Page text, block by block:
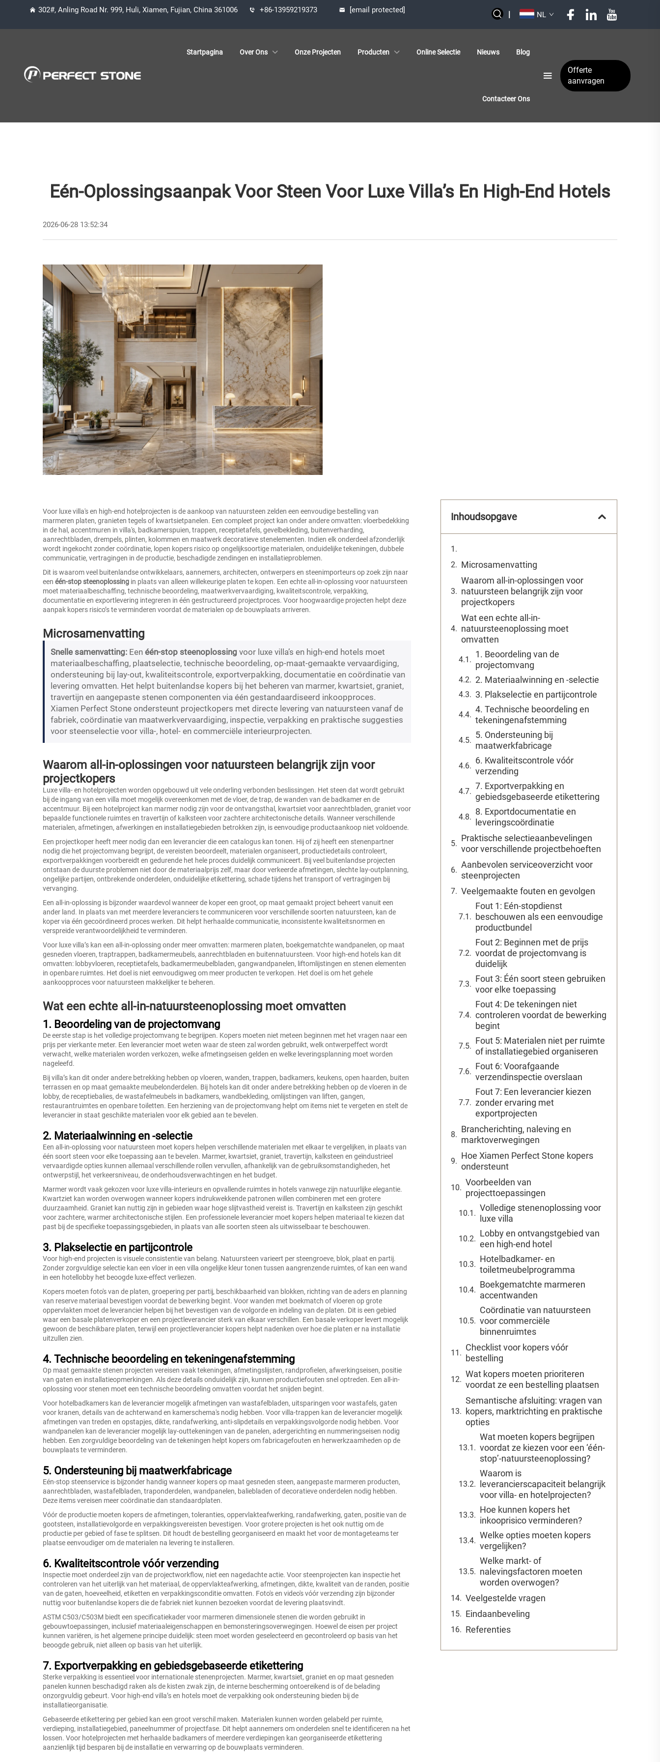
302#, Anling Road Nr. 999, Huli, Xiamen, Fujian, China 361006 +86-13959219373 [email protected] | NL
Startpagina Over Ons Onze Projecten Producten Online Selectie Nieuws Blog
Contacteer Ons
Offerte
aanvragen
Eén-Oplossingsaanpak Voor Steen Voor Luxe Villa’s En High-End Hotels
2026-06-28 13:52:34
Voor luxe villa's en high-end hotelprojecten is de aankoop van natuursteen zelden een eenvoudige bestelling van
marmeren platen, granieten tegels of kwartsietpanelen. Een compleet project kan onder andere omvatten: vloerbedekking
in de hal, accentmuren in villa's, badkamerspuien, trappen, receptietafels, gevelbekleding, buitenverharding,
aanrechtbladen, drempels, plinten, kolommen en maatwerk decoratieve stenelementen. Indien elk onderdeel afzonderlijk
wordt ingekocht zonder coördinatie, lopen kopers risico op ongelijksoortige materialen, onduidelijke tekeningen, dubbele
communicatie, vertragingen in de productie, beschadigde zendingen en installatieproblemen.
Dit is waarom veel buitenlandse ontwikkelaars, aannemers, architecten, ontwerpers en steenimporteurs op zoek zijn naar
een één-stop steenoplossing in plaats van alleen willekeurige platen te kopen. Een echte all-in-oplossing voor natuursteen
moet materiaalbeschaffing, technische beoordeling, maatwerkvervaardiging, kwaliteitscontrole, verpakking,
documentatie en exportlevering integreren in één gestructureerd projectproces. Voor hoogwaardige projecten helpt deze
aanpak kopers risico’s te verminderen voordat de materialen op de bouwplaats arriveren.
Microsamenvatting
Snelle samenvatting: Een één-stop steenoplossing voor luxe villa’s en high-end hotels moet
materiaalbeschaffing, plaatselectie, technische beoordeling, op-maat-gemaakte vervaardiging,
ondersteuning bij lay-out, kwaliteitscontrole, exportverpakking, documentatie en coördinatie van
levering omvatten. Het helpt buitenlandse kopers bij het beheren van marmer, kwartsiet, graniet,
travertijn en aangepaste stenen componenten via één gestandaardiseerd inkoopproces.
Xiamen Perfect Stone ondersteunt projectkopers met directe levering van natuursteen vanaf de
fabriek, coördinatie van maatwerkvervaardiging, inspectie, verpakking en praktische suggesties
voor steenselectie voor villa-, hotel- en commerciële interieurprojecten.
Waarom all-in-oplossingen voor natuursteen belangrijk zijn voor
projectkopers
Luxe villa- en hotelprojecten worden opgebouwd uit vele onderling verbonden beslissingen. Het steen dat wordt gebruikt
bij de ingang van een villa moet mogelijk overeenkomen met de vloer, de trap, de wanden van de badkamer en de
accentmuur. Bij een hotelproject kan marmer nodig zijn voor de ontvangsthal, kwartsiet voor aanrechtbladen, graniet voor
bepaalde functionele ruimtes en travertijn of kalksteen voor zachtere architectonische details. Wanneer verschillende
materialen, afmetingen, afwerkingen en installatiegebieden betrokken zijn, is eenvoudige productaankoop niet voldoende.
Een projectkoper heeft meer nodig dan een leverancier die een catalogus kan tonen. Hij of zij heeft een stenenpartner
nodig die het projectomvang begrijpt, de vereisten beoordeelt, materialen organiseert, productiedetails controleert,
exportverpakkingen voorbereidt en gedurende het hele proces duidelijk communiceert. Bij veel buitenlandse projecten
ontstaan de duurste problemen niet door de materiaalprijs zelf, maar door verkeerde afmetingen, slechte lay-outplanning,
ongelijke partijen, ontbrekende onderdelen, onduidelijke etikettering, schade tijdens het transport of vertragingen bij
vervanging.
Een all-in-oplossing is bijzonder waardevol wanneer de koper een groot, op maat gemaakt project beheert vanuit een
ander land. In plaats van met meerdere leveranciers te communiceren voor verschillende soorten natuursteen, kan de
koper via één gecoördineerd proces werken. Dit helpt herhaalde communicatie, inconsistente kwaliteitsnormen en
verspreide verantwoordelijkheid te verminderen.
Voor luxe villa’s kan een all-in-oplossing onder meer omvatten: marmeren platen, boekgematchte wandpanelen, op maat
gesneden vloeren, traptrappen, badkamermeubels, aanrechtbladen en buitennatuursteen. Voor high-end hotels kan dit
omvatten: lobbyvloeren, receptietafels, badkamermeubelbladen, gangwandpanelen, liftomlijstingen en stenen elementen
in openbare ruimtes. Het doel is niet eenvoudigweg om meer producten te verkopen. Het doel is om het gehele
aankoopproces voor natuursteen makkelijker te beheren.
Wat een echte all-in-natuursteenoplossing moet omvatten
1. Beoordeling van de projectomvang
De eerste stap is het volledige projectomvang te begrijpen. Kopers moeten niet meteen beginnen met het vragen naar een
prijs per vierkante meter. Een leverancier moet weten waar de steen zal worden gebruikt, welk ontwerpeffect wordt
verwacht, welke materialen worden verkozen, welke afmetingseisen gelden en welke leveringsplanning moet worden
nageleefd.
Bij villa’s kan dit onder andere betrekking hebben op vloeren, wanden, trappen, badkamers, keukens, open haarden, buiten
terrassen en op maat gemaakte meubelonderdelen. Bij hotels kan dit onder andere betrekking hebben op de vloeren in de
lobby, de receptiebalies, de wastafelmeubels in badkamers, wandbekleding, omlijstingen van liften, gangen,
restaurantruimtes en openbare toiletten. Een herziening van de projectomvang helpt om items niet te vergeten en stelt de
leverancier in staat geschikte materialen voor elk gebied aan te bevelen.
2. Materiaalwinning en -selectie
Een all-in-oplossing voor natuursteen moet kopers helpen verschillende materialen met elkaar te vergelijken, in plaats van
één soort steen voor elke toepassing aan te bevelen. Marmer, kwartsiet, graniet, travertijn, kalksteen en geïndustrieel
vervaardigde opties kunnen allemaal verschillende rollen vervullen, afhankelijk van de gebruiksomstandigheden, het
ontwerpstijl, het verkeersniveau, de onderhoudsverwachtingen en het budget.
Marmer wordt vaak gekozen voor luxe villa-interieurs en opvallende ruimtes in hotels vanwege zijn natuurlijke elegantie.
Kwartziet kan worden overwogen wanneer kopers indrukwekkende patronen willen combineren met een grotere
duurzaamheid. Graniet kan nuttig zijn in gebieden waar hoge slijtvastheid vereist is. Travertijn en kalksteen zijn geschikt
voor zachtere, warmer architectonische stijlen. Een professionele leverancier moet kopers helpen materiaal te kiezen dat
past bij de specifieke toepassingsgebieden, in plaats van alle soorten steen als uitwisselbaar te beschouwen.
3. Plakselectie en partijcontrole
Voor high-end projecten is visuele consistentie van belang. Natuursteen varieert per steengroeve, blok, plaat en partij.
Zonder zorgvuldige selectie kan een vloer in een villa ongelijke kleur tonen tussen aangrenzende ruimtes, of kan een wand
in een hotellobby het beoogde luxe-effect verliezen.
Kopers moeten foto's van de platen, groepering per partij, beschikbaarheid van blokken, richting van de aders en planning
van reserve materiaal bevestigen voordat de bewerking begint. Voor wanden met boekmatch of vloeren op grote
oppervlakten moet de leverancier helpen bij het bevestigen van de volgorde en indeling van de platen. Dit is een gebied
waar een basale platenverkoper en een projectleverancier sterk van elkaar verschillen. Een basale verkoper levert mogelijk
gewoon de beschikbare platen, terwijl een projectleverancier kopers helpt nadenken over hoe die platen er na installatie
uitzullen zien.
4. Technische beoordeling en tekeningenafstemming
Op maat gemaakte stenen projecten vereisen vaak tekeningen, afmetingslijsten, randprofielen, afwerkingseisen, positie
van gaten en installatieopmerkingen. Als deze details onduidelijk zijn, kunnen productiefouten snel optreden. Een all-in-
oplossing voor stenen moet een technische beoordeling omvatten voordat het snijden begint.
Voor hotelbadkamers kan de leverancier mogelijk afmetingen van wastafelbladen, uitsparingen voor wastafels, gaten
voor kranen, details van de achterwand en kamerschema's nodig hebben. Voor villa-trappen kan de leverancier mogelijk
afmetingen van treden en opstapjes, dikte, randafwerking, anti-slipdetails en verpakkingsvolgorde nodig hebben. Voor
wandpanelen kan de leverancier mogelijk lay-outtekeningen van de panelen, adergerichting en nummeringseisen nodig
hebben. Een zorgvuldige beoordeling van de tekeningen helpt kopers om fabricagefouten en herwerkzaamheden op de
bouwplaats te verminderen.
5. Ondersteuning bij maatwerkfabricage
Eén-stop steenservice is bijzonder handig wanneer kopers op maat gesneden steen, aangepaste marmeren producten,
aanrechtbladen, wastafelbladen, traponderdelen, wandpanelen, baliebladen of decoratieve onderdelen nodig hebben.
Deze items vereisen meer coördinatie dan standaardplaten.
Vóór de productie moeten kopers de afmetingen, toleranties, oppervlakteafwerking, randafwerking, gaten, positie van de
gootsteen, installatievolgorde en verpakkingsvereisten bevestigen. Voor grotere projecten is het ook nuttig om de
productie per gebied of fase te splitsen. Dit houdt de bestelling georganiseerd en maakt het voor de montageteams ter
plaatse eenvoudiger om de materialen na levering te installeren.
6. Kwaliteitscontrole vóór verzending
Inspectie moet onderdeel zijn van de projectworkflow, niet een nagedachte actie. Voor steenprojecten kan inspectie het
controleren van het uiterlijk van het materiaal, de oppervlakteafwerking, afmetingen, dikte, kwaliteit van de randen, positie
van de gaten, hoeveelheid, etiketten en verpakkingsconditie omvatten. Foto's en video's vóór verzending zijn bijzonder
nuttig voor buitenlandse kopers die de fabriek niet kunnen bezoeken voordat de levering plaatsvindt.
ASTM C503/C503M biedt een specificatiekader voor marmeren dimensionele stenen die worden gebruikt in
gebouwtoepassingen, inclusief materiaaleigenschappen en bemonsteringsoverwegingen. Hoewel de eisen per project
kunnen variëren, is het algemene principe duidelijk: steen moet worden geselecteerd en gecontroleerd op basis van het
beoogde gebruik, niet alleen op basis van het uiterlijk.
7. Exportverpakking en gebiedsgebaseerde etikettering
Sterke verpakking is essentieel voor internationale stenenprojecten. Marmer, kwartsiet, graniet en op maat gesneden
panelen kunnen beschadigd raken als de kisten zwak zijn, de interne bescherming ontoereikend is of de belading
onzorgvuldig gebeurt. Voor high-end villa’s en hotels moet de verpakking ook ondersteuning bieden bij de
installatieorganisatie.
Gebaseerde etikettering per gebied kan een groot verschil maken. Materialen kunnen worden gelabeld per ruimte,
verdieping, installatiegebied, paneelnummer of projectfase. Dit helpt aannemers om onderdelen snel te identificeren na het
lossen. Voor hotelprojecten met herhaalde badkamers of meerdere verdiepingen kan georganiseerde etikettering
aanzienlijk tijd besparen bij de installatie en verwarring op de bouwplaats verminderen.
Inhoudsopgave
Microsamenvatting
Waarom all-in-oplossingen voor
natuursteen belangrijk zijn voor
projectkopers
Wat een echte all-in-
natuursteenoplossing moet
omvatten
1. Beoordeling van de
projectomvang
2. Materiaalwinning en -selectie
3. Plakselectie en partijcontrole
4. Technische beoordeling en
tekeningenafstemming
5. Ondersteuning bij
maatwerkfabricage
6. Kwaliteitscontrole vóór
verzending
7. Exportverpakking en
gebiedsgebaseerde etikettering
8. Exportdocumentatie en
leveringscoördinatie
Praktische selectieaanbevelingen
voor verschillende projectbehoeften
Aanbevolen serviceoverzicht voor
steenprojecten
Veelgemaakte fouten en gevolgen
Fout 1: Eén-stopdienst
beschouwen als een eenvoudige
productbundel
Fout 2: Beginnen met de prijs
voordat de projectomvang is
duidelijk
Fout 3: Één soort steen gebruiken
voor elke toepassing
Fout 4: De tekeningen niet
controleren voordat de bewerking
begint
Fout 5: Materialen niet per ruimte
of installatiegebied organiseren
Fout 6: Voorafgaande
verzendinspectie overslaan
Fout 7: Een leverancier kiezen
zonder ervaring met
exportprojecten
Brancherichting, naleving en
marktoverwegingen
Hoe Xiamen Perfect Stone kopers
ondersteunt
Voorbeelden van
projecttoepassingen
Volledige stenenoplossing voor
luxe villa
Lobby en ontvangstgebied van
een high-end hotel
Hotelbadkamer- en
toiletmeubelprogramma
Boekgematchte marmeren
accentwanden
Coördinatie van natuursteen
voor commerciële
binnenruimtes
Checklist voor kopers vóór
bestelling
Wat kopers moeten prioriteren
voordat ze een bestelling plaatsen
Semantische afsluiting: vragen van
kopers, marktrichting en praktische
opties
Wat moeten kopers begrijpen
voordat ze kiezen voor een ‘één-
stop’-natuursteenoplossing?
Waarom is
leverancierscapaciteit belangrijk
voor villa- en hotelprojecten?
Hoe kunnen kopers het
inkooprisico verminderen?
Welke opties moeten kopers
vergelijken?
Welke markt- of
nalevingsfactoren moeten
worden overwogen?
Veelgestelde vragen
Eindaanbeveling
Referenties